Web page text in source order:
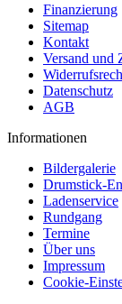
Finanzierung
Sitemap
Kontakt
Versand und
Datenschutz
AGB
Informationen
Bildergalerie
Drumstick-
Ladenservice
Rundgang
Termine
Über uns
Impressum
Cookie-